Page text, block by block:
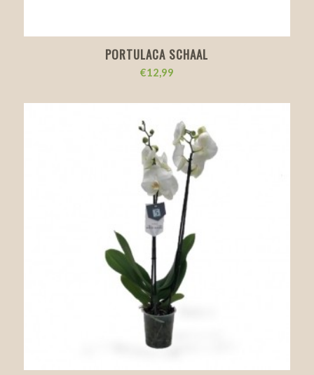
PORTULACA SCHAAL
€12,99